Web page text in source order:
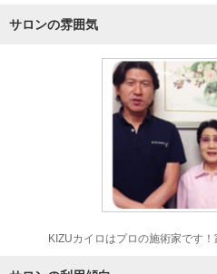
サロンの雰囲気
KIZUカイロはプロの施術家です